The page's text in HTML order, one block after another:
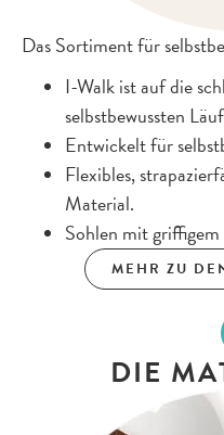
Das Sortiment für
I-Walk ist auf die
selbstbewussten
Entwickelt für
Flexibles,
Material.
Sohlen mit
MEHR ZU
DIE